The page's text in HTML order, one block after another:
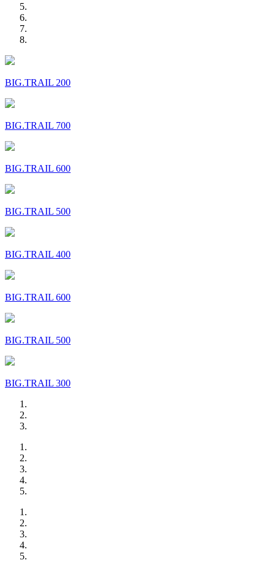
BIG.TRAIL 200
BIG.TRAIL 700
BIG.TRAIL 600
BIG.TRAIL 500
BIG.TRAIL 400
BIG.TRAIL 600
BIG.TRAIL 500
BIG.TRAIL 300